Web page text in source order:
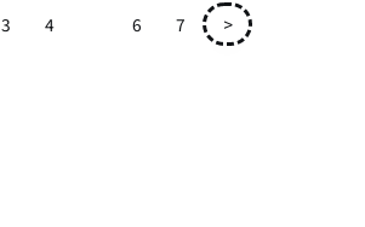
3 4 6 7 >